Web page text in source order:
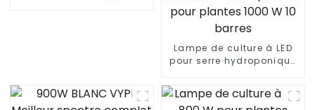
Lampe de culture à LED
pour serre hydroponique
1000 W à spectre complet
lm301B Lampes de